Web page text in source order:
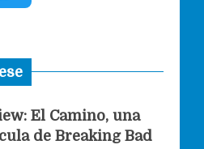
i
t
El Camino, una
de Breaking Bad